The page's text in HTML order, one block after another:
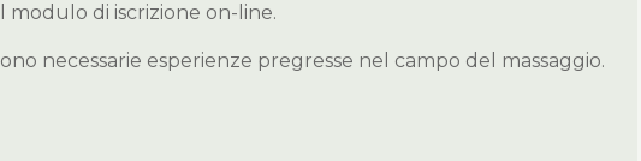
di iscrizione on-line.
necessarie esperienze pregresse nel campo del massaggio.